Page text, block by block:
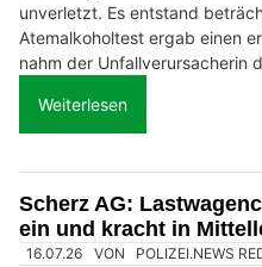
unverletzt. Es entstand
Atemalkoholtest ergab einen
nahm der Unfallverursacherin
Weiterlesen
Scherz AG:
ein und kracht in
16.07.26 VON POLIZEI.NEWS